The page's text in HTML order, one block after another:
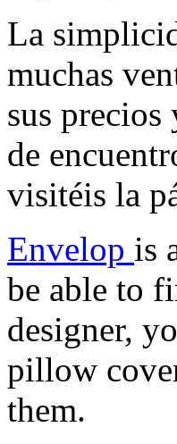
La
muchas
sus
de
visitéis la
Envelop is
be able to
designer,
pillow
them.